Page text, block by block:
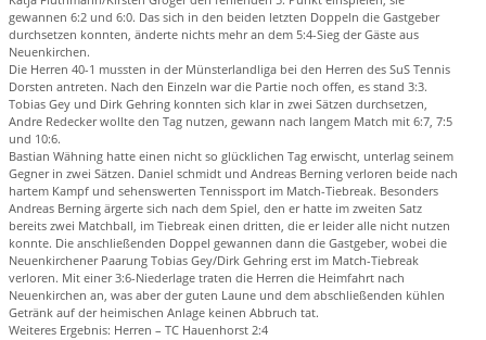
gewannen 6:2 und 6:0. Das sich in den beiden letzten Doppeln die Gastgeber
durchsetzen konnten, änderte nichts mehr an dem 5:4-Sieg der Gäste aus
Neuenkirchen.
Die Herren 40-1 mussten in der Münsterlandliga bei den Herren des SuS Tennis
Dorsten antreten. Nach den Einzeln war die Partie noch offen, es stand 3:3.
Tobias Gey und Dirk Gehring konnten sich klar in zwei Sätzen durchsetzen,
Andre Redecker wollte den Tag nutzen, gewann nach langem Match mit 6:7, 7:5
und 10:6.
Bastian Wähning hatte einen nicht so glücklichen Tag erwischt, unterlag seinem
Gegner in zwei Sätzen. Daniel schmidt und Andreas Berning verloren beide nach
hartem Kampf und sehenswerten Tennissport im Match-Tiebreak. Besonders
Andreas Berning ärgerte sich nach dem Spiel, den er hatte im zweiten Satz
bereits zwei Matchball, im Tiebreak einen dritten, die er leider alle nicht nutzen
konnte. Die anschließenden Doppel gewannen dann die Gastgeber, wobei die
Neuenkirchener Paarung Tobias Gey/Dirk Gehring erst im Match-Tiebreak
verloren. Mit einer 3:6-Niederlage traten die Herren die Heimfahrt nach
Neuenkirchen an, was aber der guten Laune und dem abschließenden kühlen
Getränk auf der heimischen Anlage keinen Abbruch tat.
Weiteres Ergebnis: Herren – TC Hauenhorst 2:4